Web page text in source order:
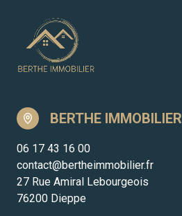
BERTHE IMMOBILIER
06 17 43 16 00
contact@bertheimmobilier.fr
27 Rue Amiral Lebourgeois
76200 Dieppe